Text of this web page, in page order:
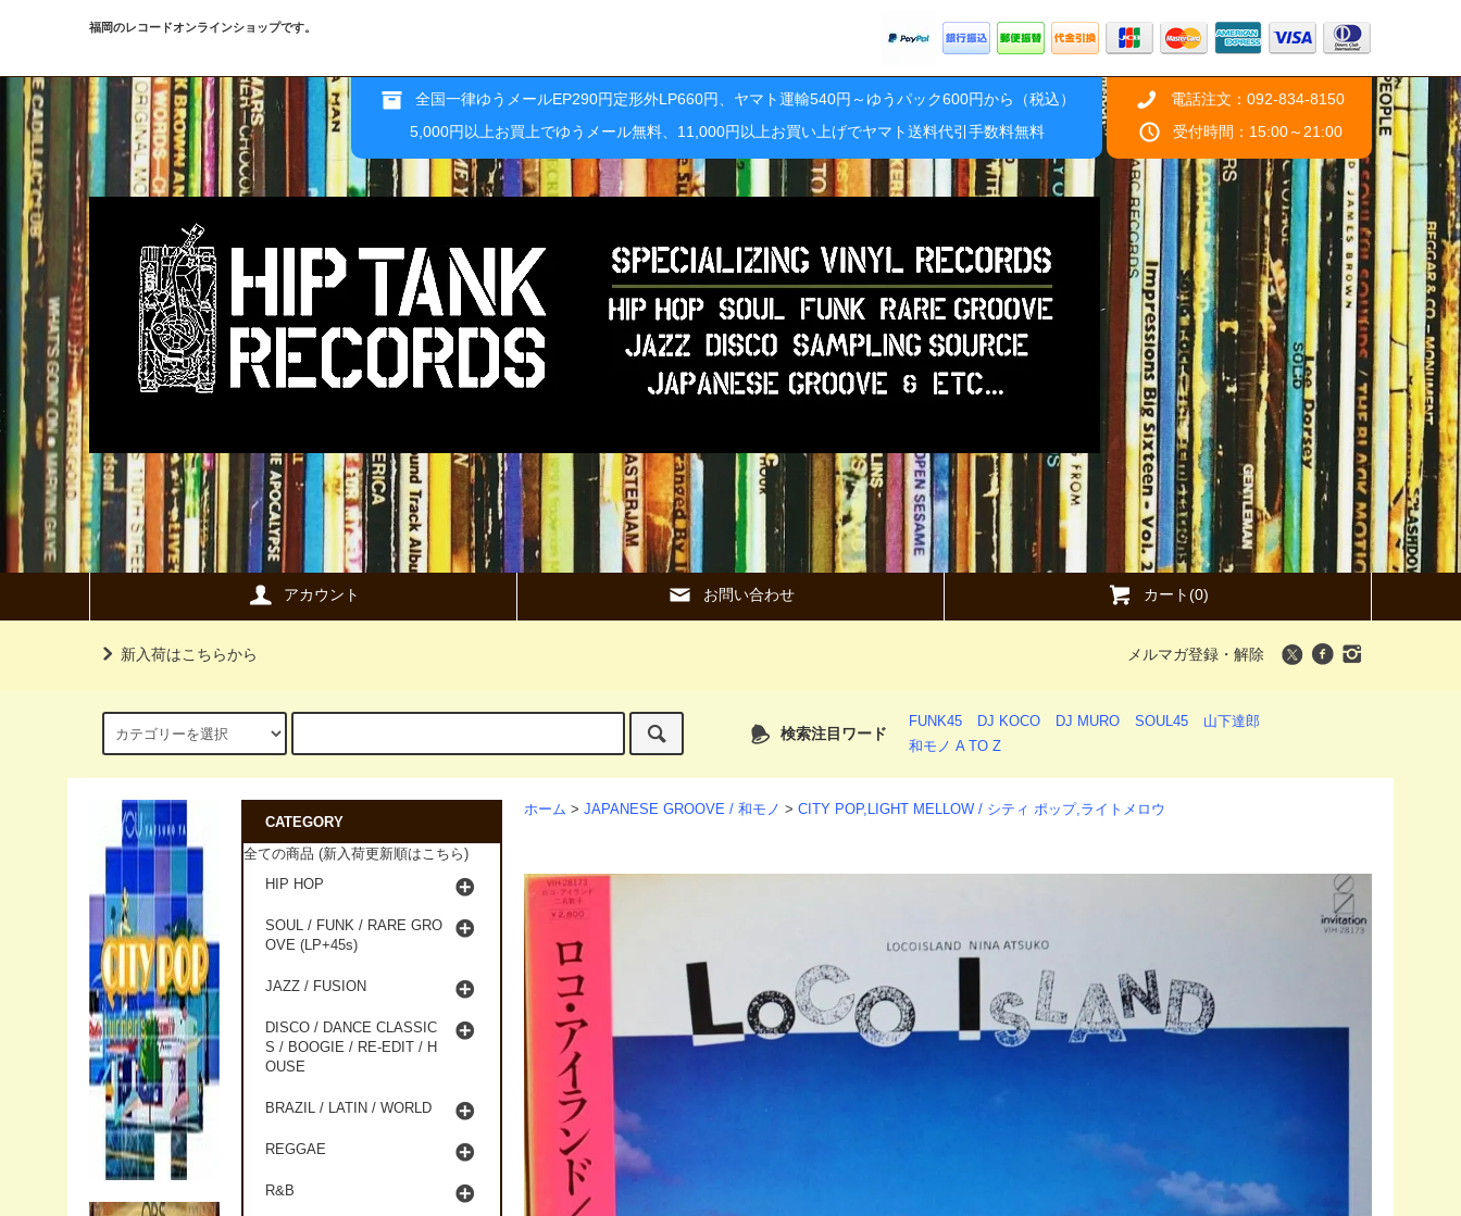
福岡のレコードオンラインショップです。
全国一律ゆうメールEP290円定形外LP660円、ヤマト運輸540円～ゆうパック600円から（税込）
5,000円以上お買上でゆうメール無料、11,000円以上お買い上げでヤマト送料代引手数料無料
電話注文：092-834-8150
受付時間：15:00～21:00
アカウント お問い合わせ カート(0)
新入荷はこちらから メルマガ登録・解除
検索注目ワード
FUNK45 DJ KOCO DJ MURO SOUL45
山下達郎
和モノ A TO Z
ホーム > JAPANESE GROOVE / 和モノ > CITY POP,LIGHT MELLOW / シティ ポップ,ライトメロウ
CATEGORY
全ての商品 (新入荷更新順はこちら)
HIP HOP
SOUL / FUNK / RARE GRO
OVE (LP+45s)
JAZZ / FUSION
DISCO / DANCE CLASSIC
S / BOOGIE / RE-EDIT / H
OUSE
BRAZIL / LATIN / WORLD
REGGAE
R&B